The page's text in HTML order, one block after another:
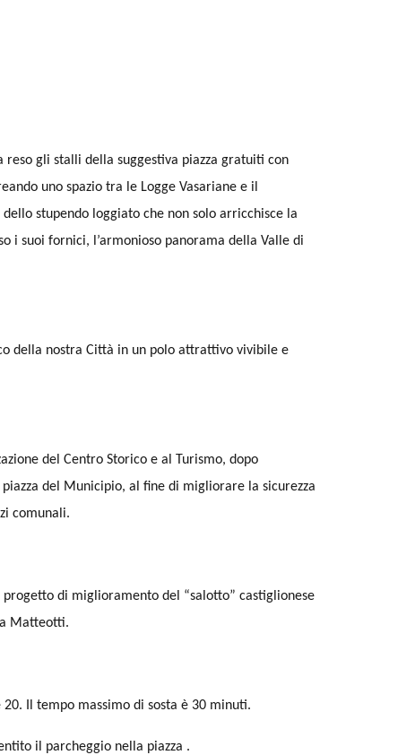
reso gli stalli della suggestiva piazza gratuiti con
uno spazio tra le Logge Vasariane e il
stupendo loggiato che non solo arricchisce la
i suoi fornici, l’armonioso panorama della Valle di
della nostra Città in un polo attrattivo vivibile e
del Centro Storico e al Turismo, dopo
del Municipio, al fine di migliorare la sicurezza
comunali.
di miglioramento del “salotto” castiglionese
Matteotti.
Il tempo massimo di sosta è 30 minuti.
il parcheggio nella piazza .